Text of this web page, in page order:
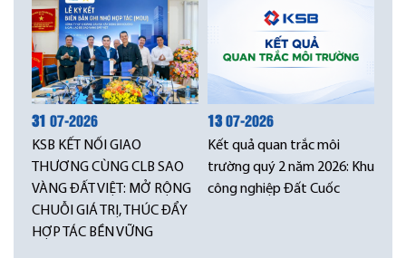
31 07-2026
KSB KẾT NỐI GIAO
THƯƠNG CÙNG CLB SAO
VÀNG ĐẤT VIỆT: MỞ RỘNG
CHUỖI GIÁ TRỊ, THÚC ĐẨY
HỢP TÁC BỀN VỮNG
1307-2026
Kết quả quan trắc môi
trường quý 2 năm 2026: Khu
công nghiệp Đất Cuốc